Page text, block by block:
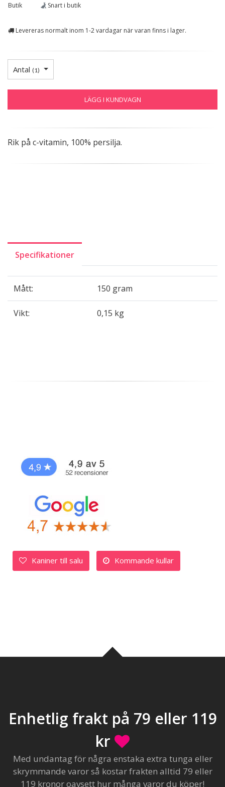
Butik
Snart i butik
Levereras normalt inom 1-2 vardagar när varan finns i lager.
Antal (1)
LÄGG I KUNDVAGN
Rik på c-vitamin, 100% persilja.
Specifikationer
Mått: 150 gram
Vikt: 0,15 kg
Kaniner till salu Kommande kullar
Enhetlig frakt på 79 eller 119
kr
Med undantag för några enstaka extra tunga eller
skrymmande varor så kostar frakten alltid 79 eller
119 kronor oavsett hur många varor du köper!